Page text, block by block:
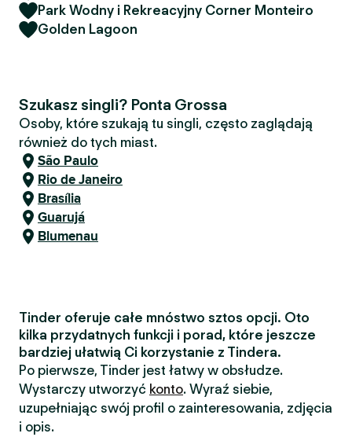
Park Wodny i Rekreacyjny Corner Monteiro
Golden Lagoon
Szukasz singli? Ponta Grossa
Osoby, które szukają tu singli, często zaglądają
również do tych miast.
São Paulo
Rio de Janeiro
Brasília
Guarujá
Blumenau
Tinder oferuje całe mnóstwo sztos opcji. Oto
kilka przydatnych funkcji i porad, które jeszcze
bardziej ułatwią Ci korzystanie z Tindera.
Po pierwsze, Tinder jest łatwy w obsłudze.
Wystarczy utworzyć konto. Wyraź siebie,
uzupełniając swój profil o zainteresowania, zdjęcia
i opis.